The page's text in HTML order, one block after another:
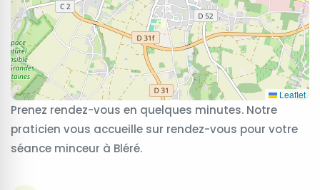
Leaflet
Prenez rendez-vous en quelques minutes. Notre
praticien vous accueille sur rendez-vous pour votre
séance minceur à Bléré.